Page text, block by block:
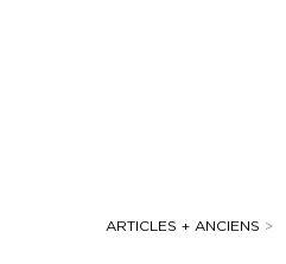
ARTICLES + ANCIENS >